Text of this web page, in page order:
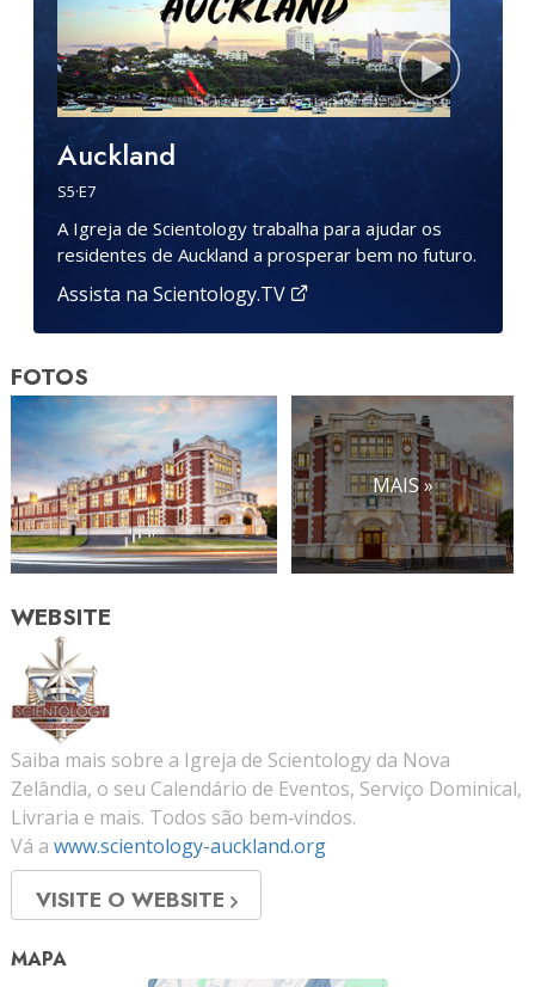
Auckland
S5·E7
A Igreja de Scientology trabalha para ajudar os
residentes de Auckland a prosperar bem no futuro.
Assista na Scientology.TV
FOTOS
MAIS »
WEBSITE
Saiba mais sobre a Igreja de Scientology da Nova
Zelândia, o seu Calendário de Eventos, Serviço Dominical,
Livraria e mais. Todos são bem‑vindos.
Vá a www.scientology-auckland.org
VISITE O WEBSITE
MAPA